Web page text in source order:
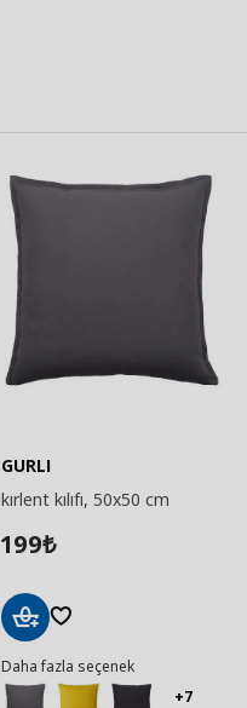
GURLI
kırlent kılıfı, 50x50 cm
199₺
Ekle
Daha fazla seçenek
+7